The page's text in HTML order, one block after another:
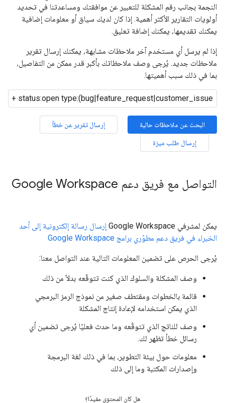
النجمة بجانب رقم المشكلة للتعبير عن موافقتك ومساعدتنا في تحديد
أولويات التقارير الأكثر أهمية. إذا كان لديك سياق أو معلومات إضافية
يمكنك تقديمها، يمكنك إضافة تعليق.
إذا لم يرسل أي مستخدم آخر ملاحظات مشابهة، يمكنك إرسال تقرير
ملاحظات جديد. يُرجى وصف ملاحظاتك بأكبر قدر ممكن من التفاصيل،
بما في ذلك سبب أهميتها.
البحث عن ملاحظات حالية
إرسال تقرير عن خطأ
إرسال طلب ميزة
التواصل مع فريق دعم Google Workspace
يمكن لمشرفي Google Workspace
إرسال رسالة إلكترونية إلى أحد
الخبراء في فريق دعم مطوّري برامج Google Workspace
يُرجى الحرص على تضمين المعلومات التالية عند التواصل معنا:
وصف المشكلة والسلوك الذي كنت تتوقّعه بدلاً من ذلك
قائمة بالخطوات ومقتطف صغير من نموذج الرمز البرمجي
الذي يمكن استخدامه لإعادة إنتاج المشكلة
وصف للناتج الذي تتوقّعه وما حدث فعليًا يُرجى تضمين أي
رسائل خطأ تظهر لك.
معلومات حول بيئة التطوير، بما في ذلك لغة البرمجة
وإصدارات المكتبة وما إلى ذلك
هل كان المحتوى مفيدًا؟